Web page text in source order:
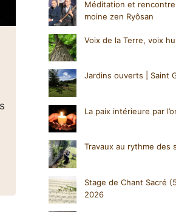
Méditation et
moine zen Ryôsan
Voix de la Terre, voix
Jardins ouverts | Saint
La paix intérieure par
Travaux au rythme des
Stage de Chant Sacré
2026